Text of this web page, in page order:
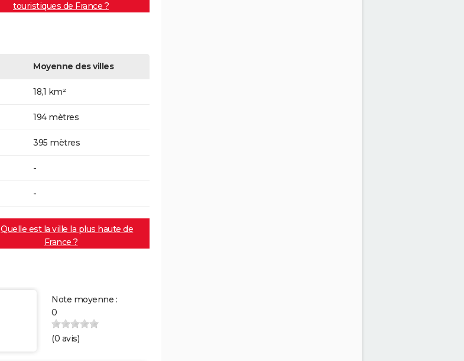
touristiques de France ?
Moyenne des villes
18,1 km²
194 mètres
395 mètres
-
-
Quelle est la ville la plus haute de
France ?
Note moyenne :
0
(0 avis)